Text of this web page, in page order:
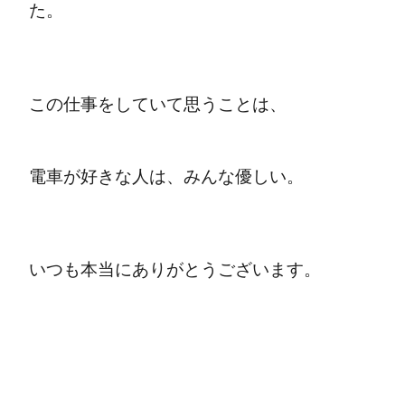
た。
この仕事をしていて思うことは、
電車が好きな人は、みんな優しい。
いつも本当にありがとうございます。